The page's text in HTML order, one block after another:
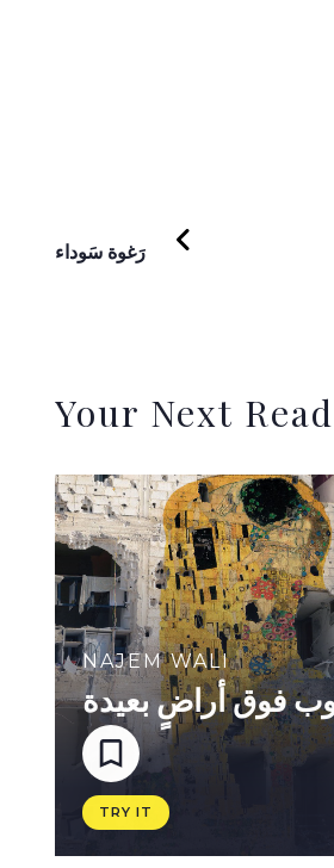
رَغوة سَوداء
Your Next Read
NAJEM WALI
فوق أراضٍ بعيدة
TRY IT